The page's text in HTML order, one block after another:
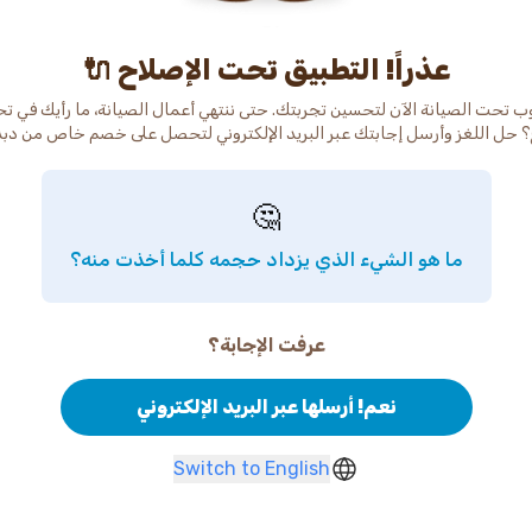
عذراً! التطبيق تحت الإصلاح 🔌
تحت الصيانة الآن لتحسين تجربتك. حتى ننتهي أعمال الصيانة، ما رأيك في
حل اللغز وأرسل إجابتك عبر البريد الإلكتروني لتحصل على خصم خاص من
🤔
ما هو الشيء الذي يزداد حجمه كلما أخذت منه؟
عرفت الإجابة؟
نعم! أرسلها عبر البريد الإلكتروني
Switch to English